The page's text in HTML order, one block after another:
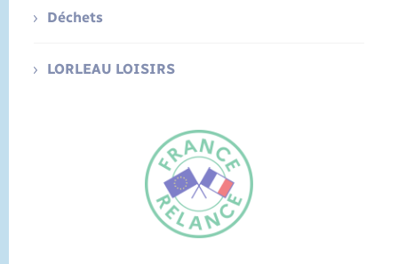
Déchets
LORLEAU LOISIRS